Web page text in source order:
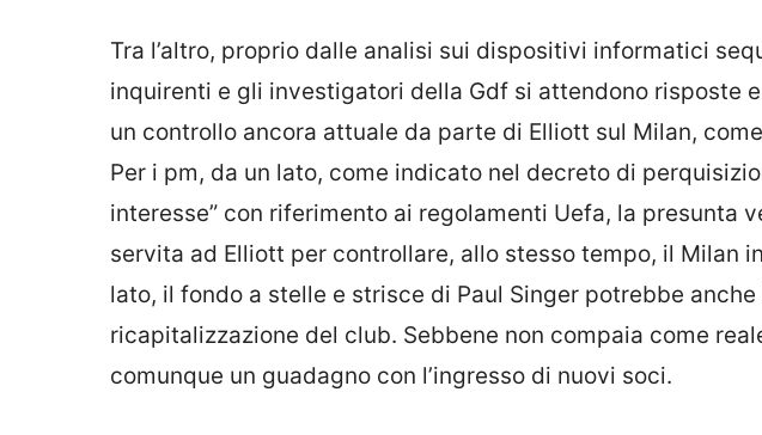
Tra l’altro, proprio dalle analisi sui dispositivi informatici
inquirenti e gli investigatori della Gdf si attendono risposte
un controllo ancora attuale da parte di Elliott sul Milan,
Per i pm, da un lato, come indicato nel decreto di
interesse” con riferimento ai regolamenti Uefa, la presunta
servita ad Elliott per controllare, allo stesso tempo, il Milan
lato, il fondo a stelle e strisce di Paul Singer potrebbe
ricapitalizzazione del club. Sebbene non compaia come
comunque un guadagno con l’ingresso di nuovi soci.